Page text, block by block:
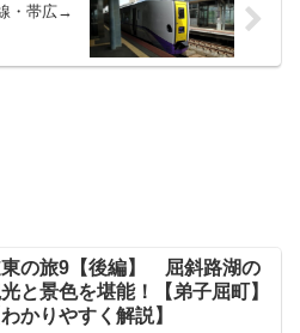
・帯広→
の旅9【後編】 屈斜路湖の
と景色を堪能！【弟子屈町】
わかりやすく解説】